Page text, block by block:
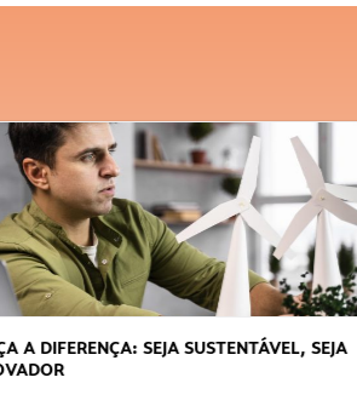
SEJA SUSTENTÁVEL, SEJA